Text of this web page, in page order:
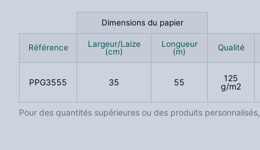
Dimensions du papier
Référence
Largeur/Laize
(cm)
Longueur
(m)
Qualité
PPG3555 35 55
125
g/m2
Pour des quantités supérieures ou des produits personnalisés,